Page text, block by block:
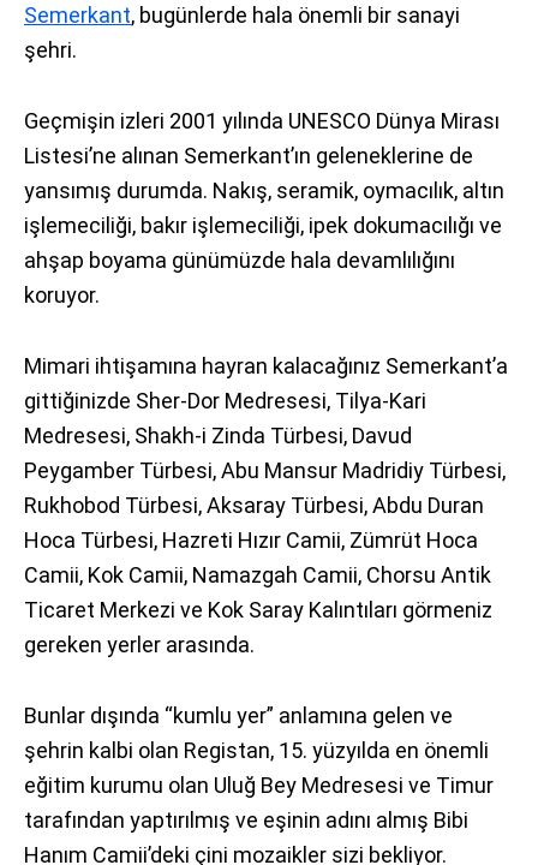
Semerkant, bugünlerde hala önemli bir sanayi
şehri.
Geçmişin izleri 2001 yılında UNESCO Dünya Mirası
Listesi’ne alınan Semerkant’ın geleneklerine de
yansımış durumda. Nakış, seramik, oymacılık, altın
işlemeciliği, bakır işlemeciliği, ipek dokumacılığı ve
ahşap boyama günümüzde hala devamlılığını
koruyor.
Mimari ihtişamına hayran kalacağınız Semerkant’a
gittiğinizde Sher-Dor Medresesi, Tilya-Kari
Medresesi, Shakh-i Zinda Türbesi, Davud
Peygamber Türbesi, Abu Mansur Madridiy Türbesi,
Rukhobod Türbesi, Aksaray Türbesi, Abdu Duran
Hoca Türbesi, Hazreti Hızır Camii, Zümrüt Hoca
Camii, Kok Camii, Namazgah Camii, Chorsu Antik
Ticaret Merkezi ve Kok Saray Kalıntıları görmeniz
gereken yerler arasında.
Bunlar dışında “kumlu yer” anlamına gelen ve
şehrin kalbi olan Registan, 15. yüzyılda en önemli
eğitim kurumu olan Uluğ Bey Medresesi ve Timur
tarafından yaptırılmış ve eşinin adını almış Bibi
Hanım Camii’deki çini mozaikler sizi bekliyor.